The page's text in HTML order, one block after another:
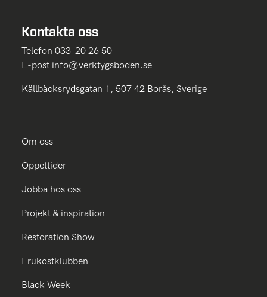
Kontakta oss
Telefon 033-20 26 50
E-post info@verktygsboden.se
Källbäcksrydsgatan 1, 507 42 Borås, Sverige
Om oss
Öppettider
Jobba hos oss
Projekt & inspiration
Restoration Show
Frukostklubben
Black Week